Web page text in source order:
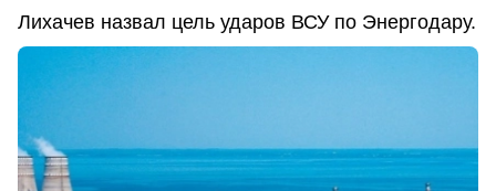
Лихачев назвал цель ударов ВСУ по Энергодару.